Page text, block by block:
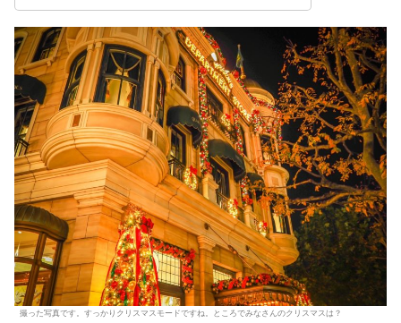
撮った写真です。すっかりクリスマスモードですね。ところでみなさんのクリスマスは？